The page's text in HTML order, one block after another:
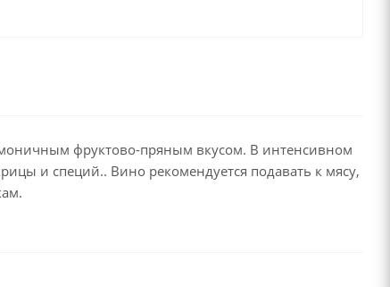
фруктово-пряным вкусом. В интенсивном
и специй.. Вино рекомендуется подавать к мясу,